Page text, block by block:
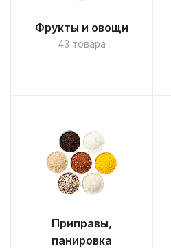
Фрукты и овощи
43 товара
Приправы,
панировка